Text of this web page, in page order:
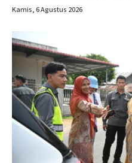
Kamis, 6 Agustus 2026